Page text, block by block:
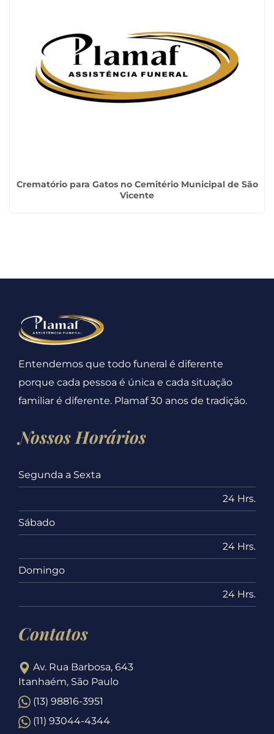
Crematório para Gatos no Cemitério Municipal de São
Vicente
Entendemos que todo funeral é diferente
porque cada pessoa é única e cada situação
familiar é diferente. Plamaf 30 anos de tradição.
Nossos Horários
Segunda a Sexta
24 Hrs.
Sábado
24 Hrs.
Domingo
24 Hrs.
Contatos
Av. Rua Barbosa, 643
Itanhaém, São Paulo
(13) 98816-3951
(11) 93044-4344